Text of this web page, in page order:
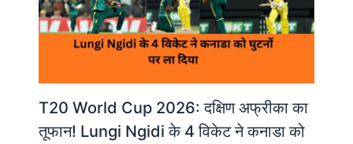
T20 World Cup 2026: दक्षिण अफ्रीका का
तूफान! Lungi Ngidi के 4 विकेट ने कनाडा को